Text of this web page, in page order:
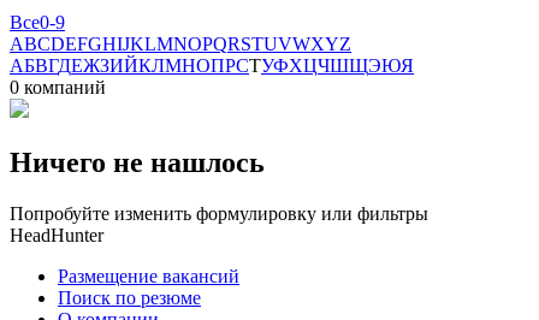
Все0-9
ABCDEFGHIJKLMNOPQRSTUVWXYZ
АБВГДЕЖЗИЙКЛМНОПРСТУФХЦЧШЩЭЮЯ
0 компаний
Ничего не нашлось
Попробуйте изменить формулировку или фильтры
HeadHunter
Размещение вакансий
Поиск по резюме